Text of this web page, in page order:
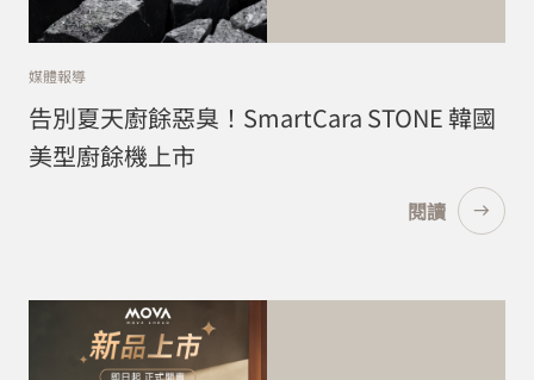
媒體報導
告別夏天廚餘惡臭！SmartCara STONE 韓國
美型廚餘機上市
閱讀